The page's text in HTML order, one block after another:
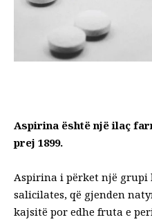
Aspirina është një ilaç
prej 1899.
Aspirina i përket një
salicilates, që gjenden
kajsitë por edhe fruta e